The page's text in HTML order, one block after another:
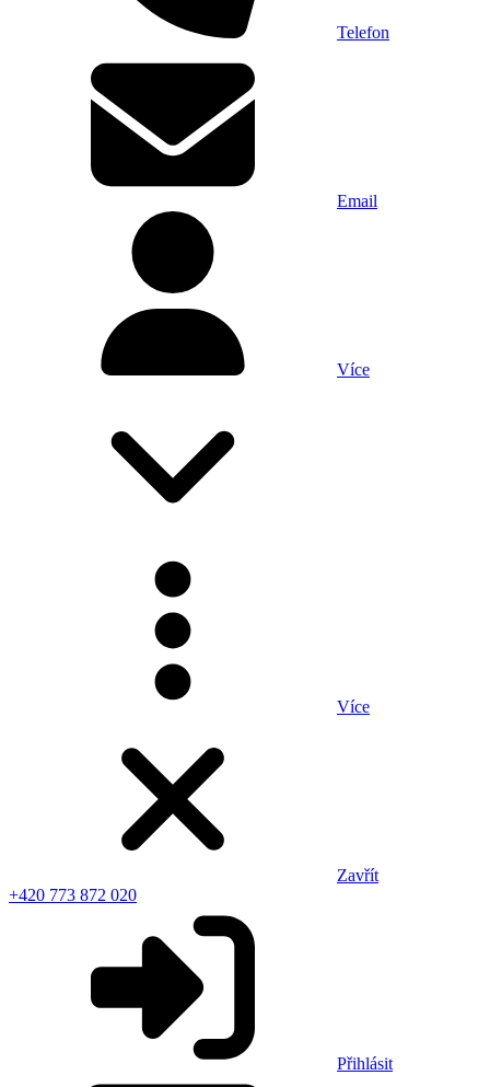
Telefon
Email
Více
Více
Zavřít
+420 773 872 020
Přihlásit